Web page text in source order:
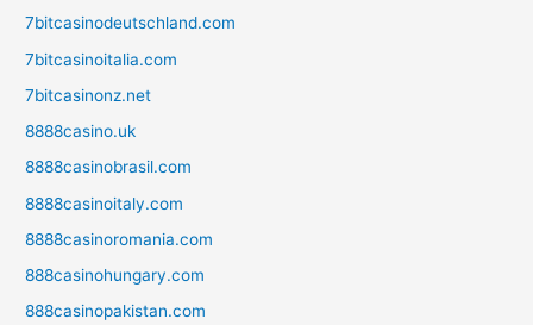
7bitcasinodeutschland.com
7bitcasinoitalia.com
7bitcasinonz.net
8888casino.uk
8888casinobrasil.com
8888casinoitaly.com
8888casinoromania.com
888casinohungary.com
888casinopakistan.com